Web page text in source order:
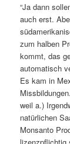
“Ja dann
auch erst.
zum halben
kommt, das
automatisch
Es kam in
weil a.)
natürlichen
Monsanto